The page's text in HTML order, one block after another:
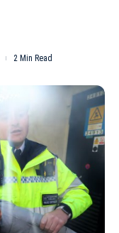
2 Min Read